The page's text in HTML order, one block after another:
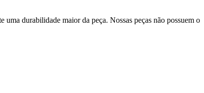
durabilidade maior da peça. Nossas peças não possuem o